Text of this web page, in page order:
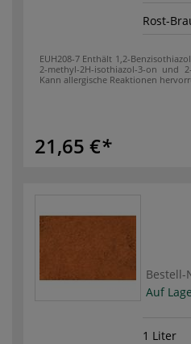
Rost-
EUH208-7 Enthält 1,2-
2-methyl-2H-isothia­zol-3-on und
Kann allergische Reaktionen
21,65 €
Bestell-
Auf
1 Liter